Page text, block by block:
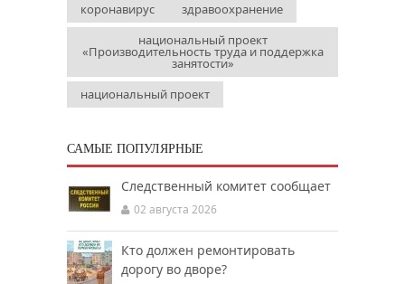
коронавирус
здравоохранение
национальный проект
«Производительность труда и поддержка
занятости»
национальный проект
САМЫЕ ПОПУЛЯРНЫЕ
Следственный комитет сообщает
02 августа 2026
Кто должен ремонтировать
дорогу во дворе?